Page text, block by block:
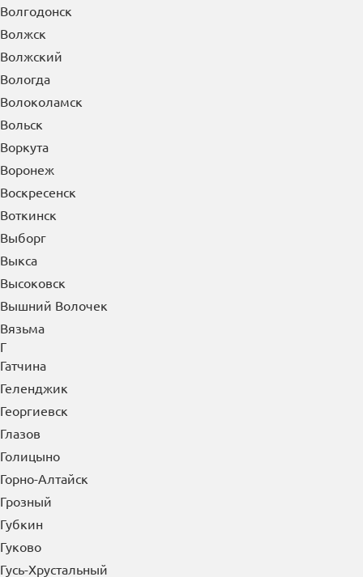
Владимир
Волгоград
Волгодонск
Волжск
Волжский
Вологда
Волоколамск
Вольск
Воркута
Воронеж
Воскресенск
Воткинск
Выборг
Выкса
Высоковск
Вышний Волочек
Вязьма
Г
Гатчина
Геленджик
Георгиевск
Глазов
Голицыно
Горно-Алтайск
Грозный
Губкин